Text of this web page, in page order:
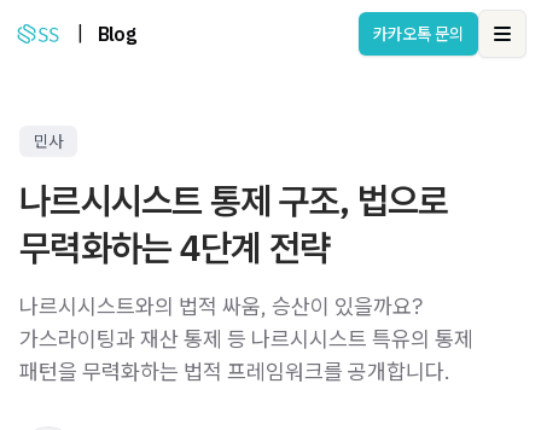
Blog 카카오톡 문의
민사
나르시시스트 통제 구조, 법으로
무력화하는 4단계 전략
나르시시스트와의 법적 싸움, 승산이 있을까요?
가스라이팅과 재산 통제 등 나르시시스트 특유의 통제
패턴을 무력화하는 법적 프레임워크를 공개합니다.